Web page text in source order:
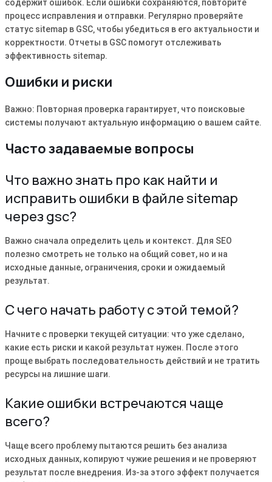
содержит ошибок. Если ошибки сохраняются‚ повторите
процесс исправления и отправки. Регулярно проверяйте
статус sitemap в GSC‚ чтобы убедиться в его актуальности и
корректности. Отчеты в GSC помогут отслеживать
эффективность sitemap.
Ошибки и риски
Важно: Повторная проверка гарантирует‚ что поисковые
системы получают актуальную информацию о вашем сайте.
Часто задаваемые вопросы
Что важно знать про как найти и
исправить ошибки в файле sitemap
через gsc?
Важно сначала определить цель и контекст. Для SEO
полезно смотреть не только на общий совет, но и на
исходные данные, ограничения, сроки и ожидаемый
результат.
С чего начать работу с этой темой?
Начните с проверки текущей ситуации: что уже сделано,
какие есть риски и какой результат нужен. После этого
проще выбрать последовательность действий и не тратить
ресурсы на лишние шаги.
Какие ошибки встречаются чаще
всего?
Чаще всего проблему пытаются решить без анализа
исходных данных, копируют чужие решения и не проверяют
результат после внедрения. Из-за этого эффект получается